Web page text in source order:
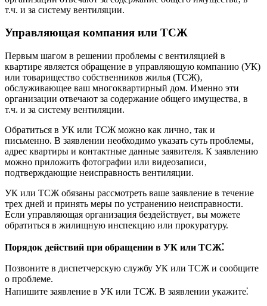
т.ч. и за систему вентиляции.
Управляющая компания или ТСЖ
Первым шагом в решении проблемы с вентиляцией в
квартире является обращение в управляющую компанию (УК)
или товарищество собственников жилья (ТСЖ)‚
обслуживающее ваш многоквартирный дом. Именно эти
организации отвечают за содержание общего имущества‚ в
т.ч. и за систему вентиляции.
Обратиться в УК или ТСЖ можно как лично‚ так и
письменно. В заявлении необходимо указать суть проблемы‚
адрес квартиры и контактные данные заявителя. К заявлению
можно приложить фотографии или видеозаписи‚
подтверждающие неисправность вентиляции.
УК или ТСЖ обязаны рассмотреть ваше заявление в течение
трех дней и принять меры по устранению неисправности.
Если управляющая организация бездействует‚ вы можете
обратиться в жилищную инспекцию или прокуратуру.
Порядок действий при обращении в УК или ТСЖ⁚
Позвоните в диспетчерскую службу УК или ТСЖ и сообщите
о проблеме.
Напишите заявление в УК или ТСЖ. В заявлении укажите⁚